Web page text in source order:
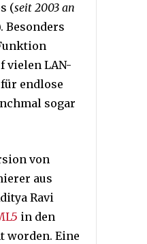
(seit 2003 an
Besonders
vielen LAN-
endlose
sogar
von
aus
Ravi
in den
worden. Eine